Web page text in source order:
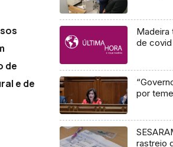
de
e de
Madeira
de covid
por
rastreio